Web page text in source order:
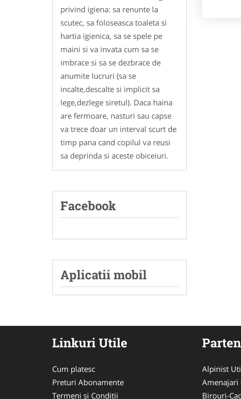
privind igiena: sa renunte la
scutec, sa foloseasca toaleta si
hartia igienica, sa se spele pe
maini si va invata cum sa se
imbrace si sa se dezbrace de
anumite lucruri (sa se
incalte,descalte si implicit sa
lege,dezlege siretul). Daca haina
are fermoare, nasturi sau capse
va trece doar un interval scurt de
timp pana cand copilul va reusi
sa deprinda si aceste obiceiuri.
Facebook
Aplicatii mobil
Linkuri Utile
Cum platesc
Preturi Abonamente
Termeni si Conditii
Alpinist
Amenajari
Birouri-